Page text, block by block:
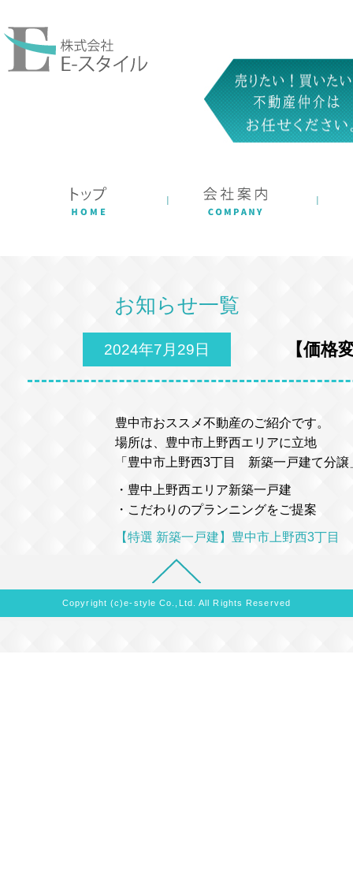
お知らせ一覧
2024年7月29日 【価格
豊中市おススメ不動産のご紹介です。
場所は、豊中市上野西エリアに立地
「豊中市上野西3丁目 新築一戸建て分譲
・豊中上野西エリア新築一戸建
・こだわりのプランニングをご提案
【特選 新築一戸建】豊中市上野西3丁目
Copyright (c)e-style Co.,Ltd. All Rights Reserved